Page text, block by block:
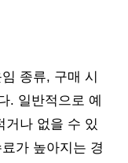
종류, 구매 시
. 일반적으로 예
거나 없을 수 있
가 높아지는 경